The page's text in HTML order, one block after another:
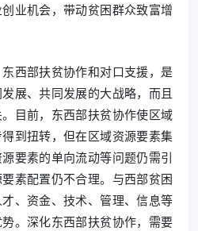
业机会，带动贫困群众致富增
部扶贫协作和对口支援，是
展、共同发展的大战略，而且
目前，东西部扶贫协作使区域
到扭转，但在区域资源要素集
要素的单向流动等问题仍需引
素配置仍不合理。与西部贫困
、资金、技术、管理、信息等
。深化东西部扶贫协作，需要